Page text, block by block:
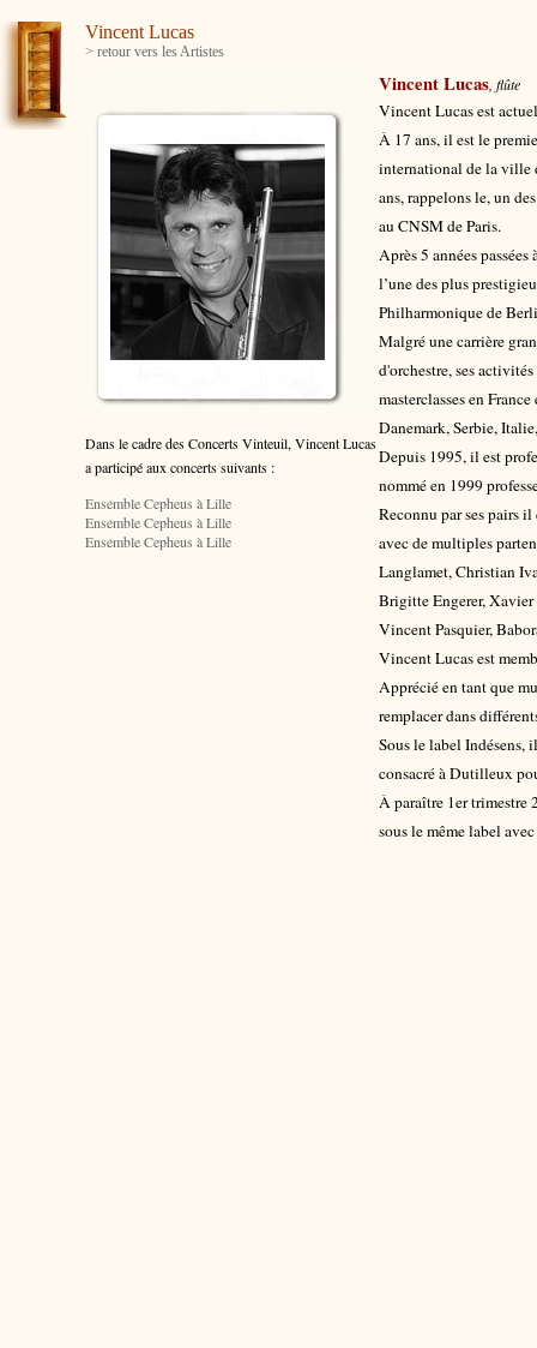
Vincent Lucas
> retour vers les Artistes
Vincent Lucas , flûte
Vincent Lucas est
À 17 ans, il est le
international de la ville
ans, rappelons le, un
au CNSM de Paris.
Après 5 années
l’une des plus
Philharmonique de
Malgré une carrière
d'orchestre, ses
masterclasses en
Danemark, Serbie,
Depuis 1995, il est
nommé en 1999
Reconnu par ses pairs
avec de multiples
Langlamet, Christian
Brigitte Engerer,
Vincent Pasquier,
Vincent Lucas est
Apprécié en tant que
remplacer dans
Sous le label Indésens,
consacré à Dutilleux
À paraître 1er trimestre
sous le même label
Dans le cadre des Concerts Vinteuil, Vincent Lucas
a participé aux concerts suivants :
Ensemble Cepheus à Lille
Ensemble Cepheus à Lille
Ensemble Cepheus à Lille